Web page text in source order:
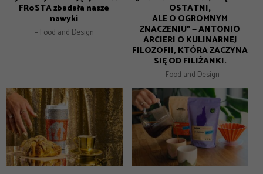
FRoSTA zbadała nasze
nawyki
– Food and Design
OSTATNI,
ALE O OGROMNYM
ZNACZENIU” — ANTONIO
ARCIERI O KULINARNEJ
FILOZOFII, KTÓRA ZACZYNA
SIĘ OD FILIŻANKI.
– Food and Design